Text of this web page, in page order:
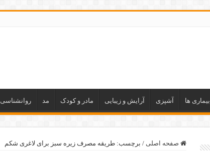
بیماری ها آشپزی آرایش و زیبایی مادر و کودک مد روانشناسی
صفحه اصلی / برچسب:طریقه مصرف زیره سبز برای لاغری شکم